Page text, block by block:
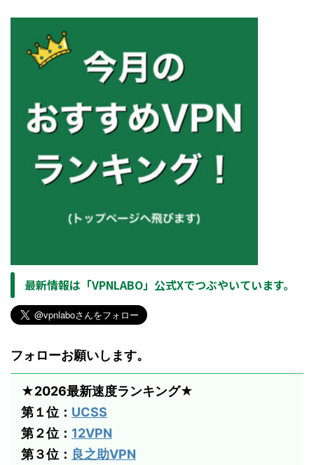
最新情報は「VPNLABO」公式Xでつぶやいています。
フォローお願いします。
★2026最新速度ランキング★
第１位： UCSS
第２位： 12VPN
第３位： 良之助VPN